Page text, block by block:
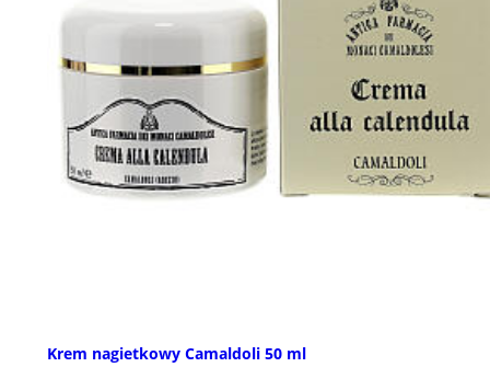
Krem nagietkowy Camaldoli 50 ml